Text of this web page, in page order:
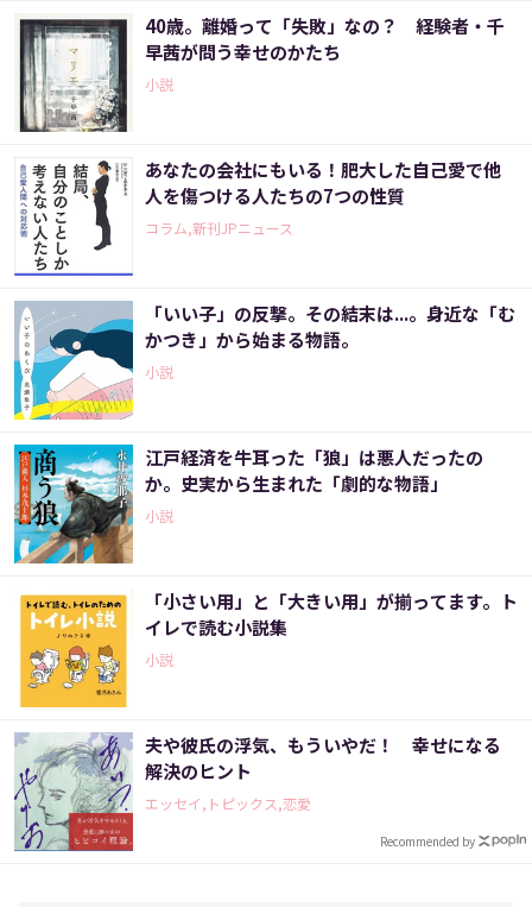
40歳。離婚って「失敗」なの？ 経験者・千
早茜が問う幸せのかたち
小説
あなたの会社にもいる！肥大した自己愛で他
人を傷つける人たちの7つの性質
コラム,新刊JPニュース
「いい子」の反撃。その結末は...。身近な「む
かつき」から始まる物語。
小説
江戸経済を牛耳った「狼」は悪人だったの
か。史実から生まれた「劇的な物語」
小説
「小さい用」と「大きい用」が揃ってます。ト
イレで読む小説集
小説
夫や彼氏の浮気、もういやだ！ 幸せになる
解決のヒント
エッセイ,トピックス,恋愛
Recommended by